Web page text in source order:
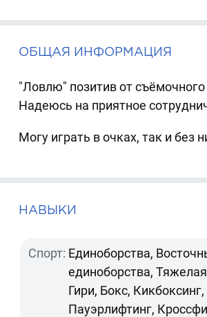
ОБЩАЯ ИНФОРМАЦИЯ
"Ловлю" позитив от съёмочного
Надеюсь на приятное
Могу играть в очках, так и без
НАВЫКИ
Спорт: Единоборства,
единоборства,
Гири, Бокс, Кикбоксинг,
Пауэрлифтинг,